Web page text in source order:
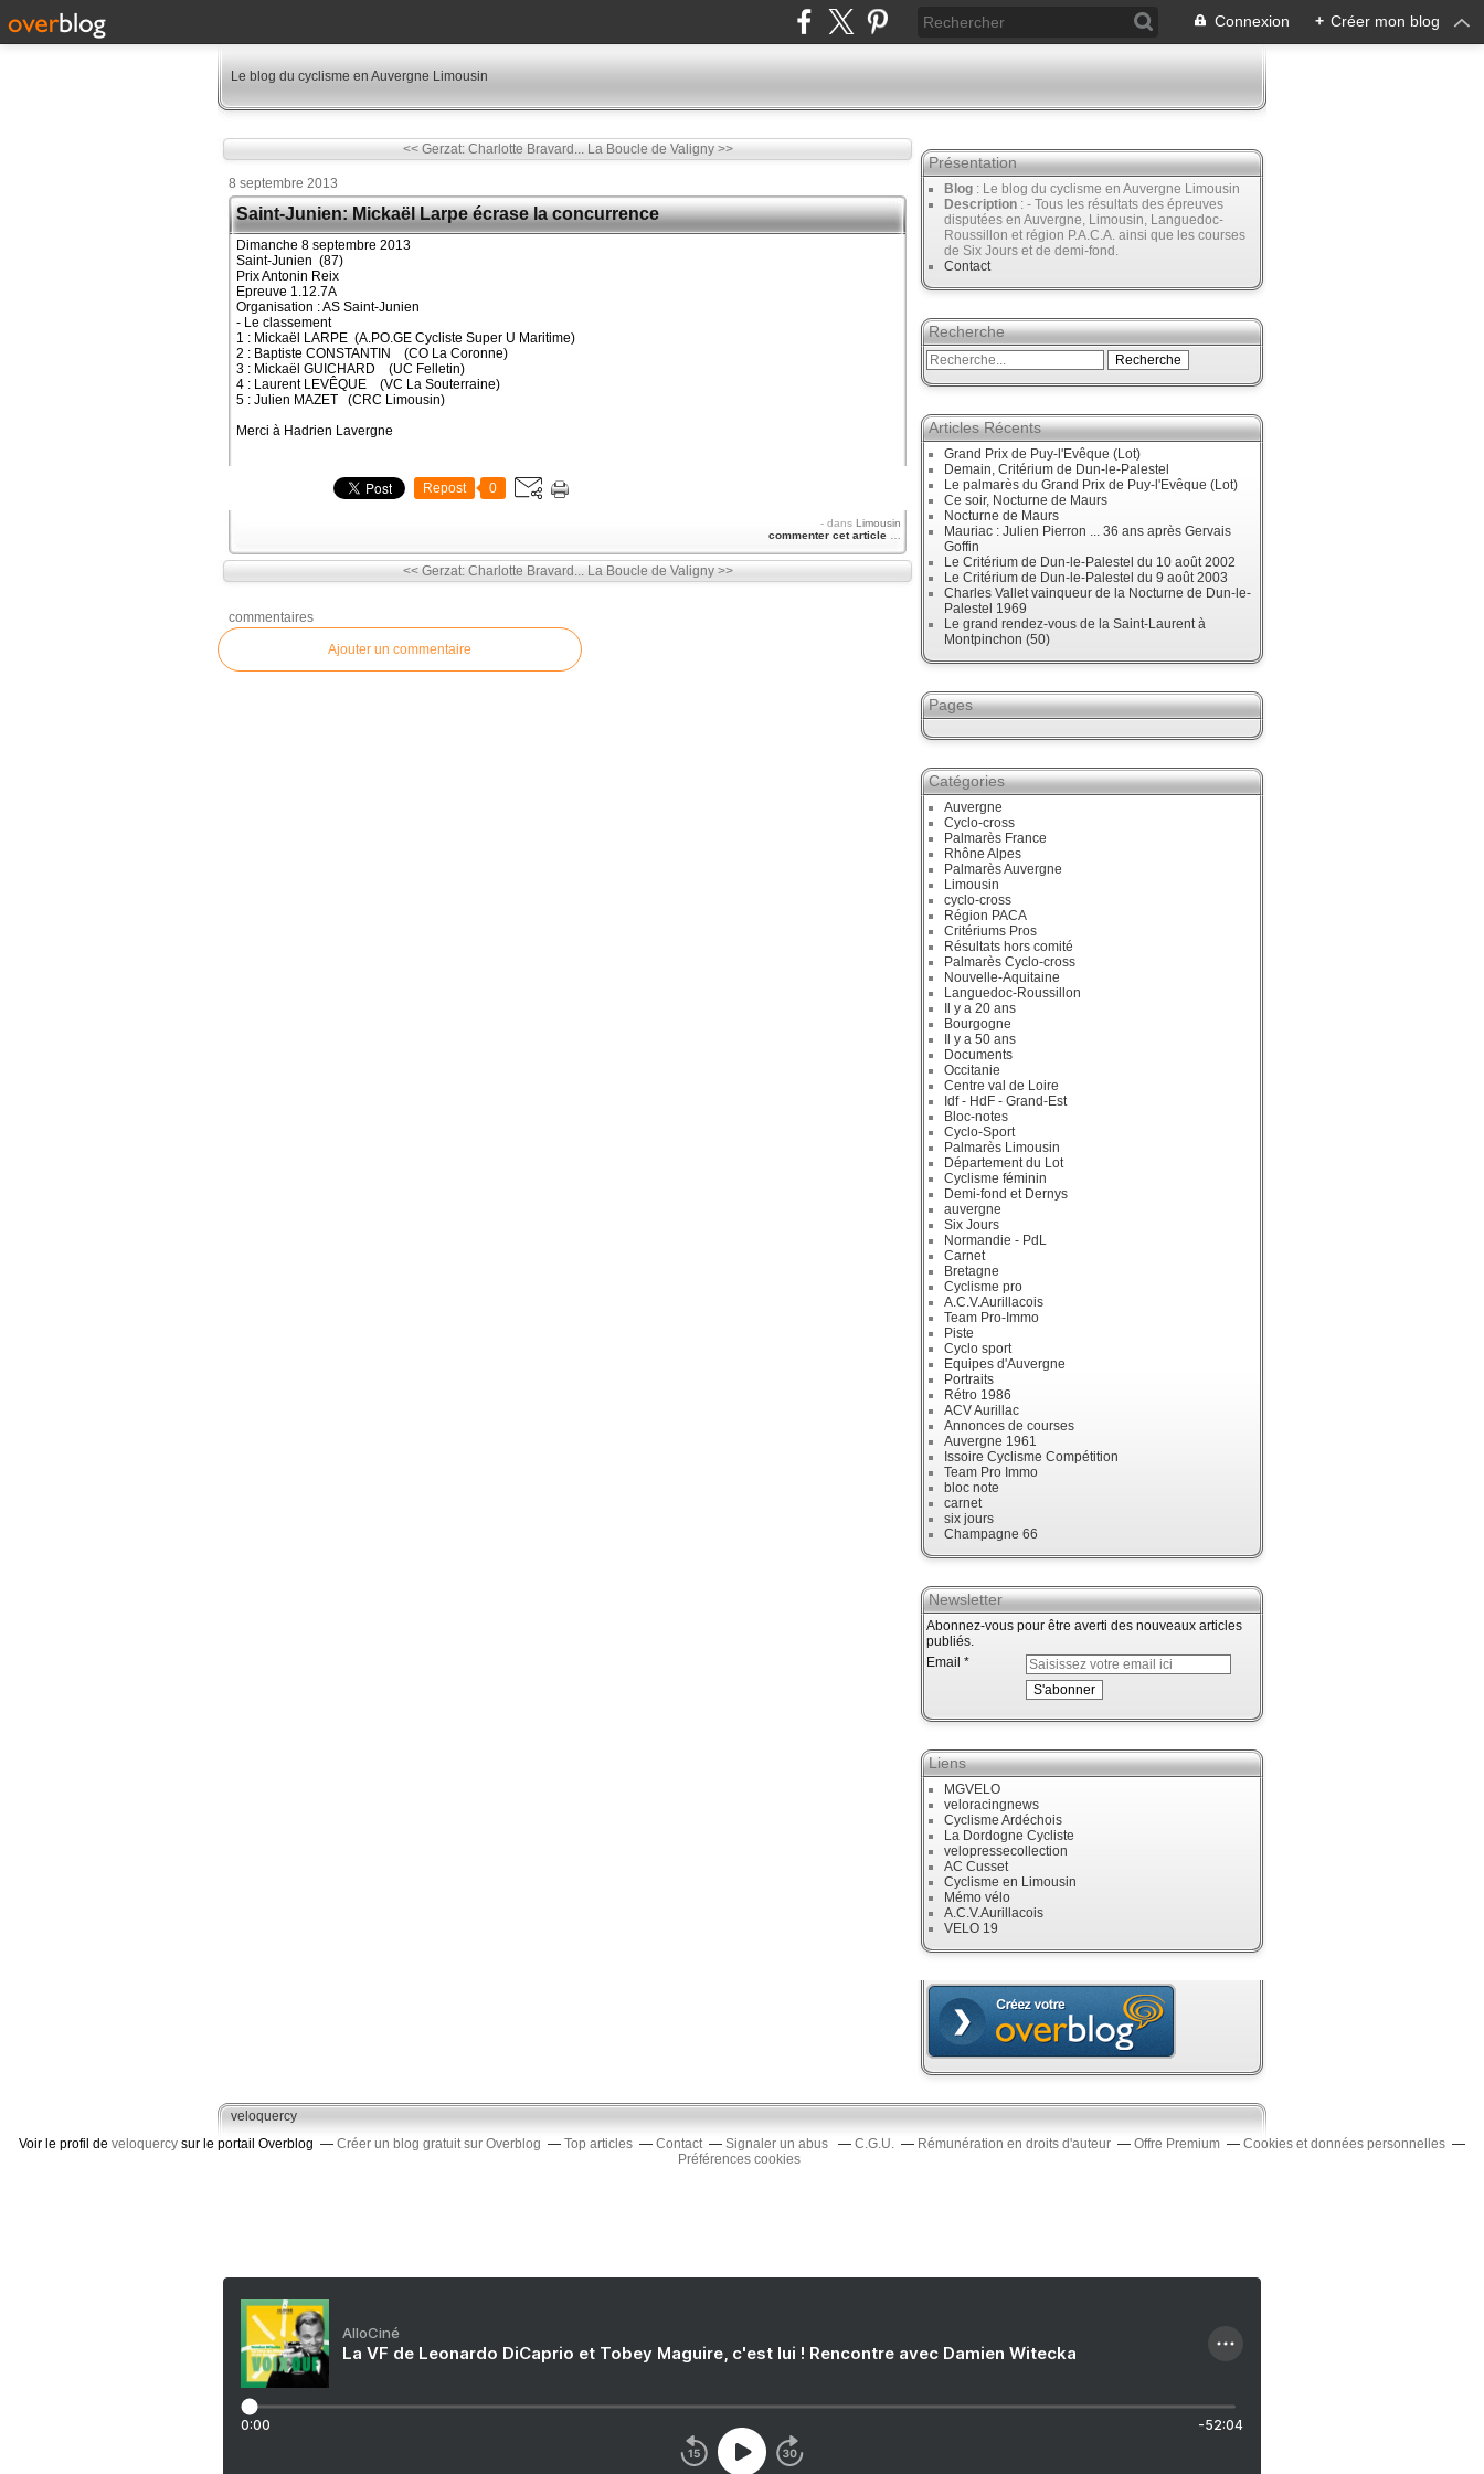
Connexion + Créer mon blog
Le blog du cyclisme en Auvergne Limousin
<< Gerzat: Charlotte Bravard... La Boucle de Valigny >>
8 septembre 2013
Saint-Junien: Mickaël Larpe écrase la concurrence
Dimanche 8 septembre 2013
Saint-Junien (87)
Prix Antonin Reix
Epreuve 1.12.7A
Organisation : AS Saint-Junien
- Le classement
1 : Mickaël LARPE (A.PO.GE Cycliste Super U Maritime)
2 : Baptiste CONSTANTIN (CO La Coronne)
3 : Mickaël GUICHARD (UC Felletin)
4 : Laurent LEVÊQUE (VC La Souterraine)
5 : Julien MAZET (CRC Limousin)
Merci à Hadrien Lavergne
Repost 0
- dans Limousin
commenter cet article
<< Gerzat: Charlotte Bravard... La Boucle de Valigny >>
commentaires
Ajouter un commentaire
Présentation
Blog : Le blog du cyclisme en Auvergne Limousin
Description : - Tous les résultats des épreuves
disputées en Auvergne, Limousin, Languedoc-
Roussillon et région P.A.C.A. ainsi que les courses
de Six Jours et de demi-fond.
Contact
Recherche
Articles Récents
Grand Prix de Puy-l'Evêque (Lot)
Demain, Critérium de Dun-le-Palestel
Le palmarès du Grand Prix de Puy-l'Evêque (Lot)
Ce soir, Nocturne de Maurs
Nocturne de Maurs
Mauriac : Julien Pierron ... 36 ans après Gervais
Goffin
Le Critérium de Dun-le-Palestel du 10 août 2002
Le Critérium de Dun-le-Palestel du 9 août 2003
Charles Vallet vainqueur de la Nocturne de Dun-le-
Palestel 1969
Le grand rendez-vous de la Saint-Laurent à
Montpinchon (50)
Pages
Catégories
Auvergne
Cyclo-cross
Palmarès France
Rhône Alpes
Palmarès Auvergne
Limousin
cyclo-cross
Région PACA
Critériums Pros
Résultats hors comité
Palmarès Cyclo-cross
Nouvelle-Aquitaine
Languedoc-Roussillon
Il y a 20 ans
Bourgogne
Il y a 50 ans
Documents
Occitanie
Centre val de Loire
Idf - HdF - Grand-Est
Bloc-notes
Cyclo-Sport
Palmarès Limousin
Département du Lot
Cyclisme féminin
Demi-fond et Dernys
auvergne
Six Jours
Normandie - PdL
Carnet
Bretagne
Cyclisme pro
A.C.V.Aurillacois
Team Pro-Immo
Piste
Cyclo sport
Equipes d'Auvergne
Portraits
Rétro 1986
ACV Aurillac
Annonces de courses
Auvergne 1961
Issoire Cyclisme Compétition
Team Pro Immo
bloc note
carnet
six jours
Champagne 66
Newsletter
Abonnez-vous pour être averti des nouveaux articles
publiés.
Email
Liens
MGVELO
veloracingnews
Cyclisme Ardéchois
La Dordogne Cycliste
velopressecollection
AC Cusset
Cyclisme en Limousin
Mémo vélo
A.C.V.Aurillacois
VELO 19
veloquercy
Voir le profil de veloquercy sur le portail Overblog Créer un blog gratuit sur Overblog Top articles Contact Signaler un abus C.G.U. Rémunération en droits d'auteur Offre Premium
Cookies et données personnelles
Préférences cookies
AlloCiné
La VF de Leonardo DiCaprio et Tobey Maguire, c'est lui ! Rencontre avec Damien Witecka
0:00 -52:04